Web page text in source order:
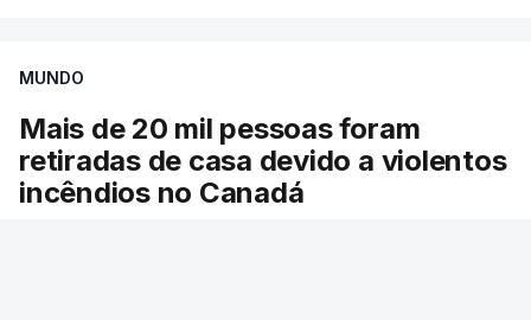
MUNDO
Mais de 20 mil pessoas foram
retiradas de casa devido a violentos
incêndios no Canadá